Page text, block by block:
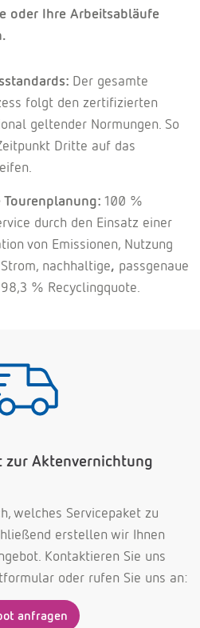
oder Ihre Arbeitsabläufe
Der gesamte
folgt den zertifizierten
geltender Normungen. So
Dritte auf das
Tourenplanung:100 %
durch den Einsatz einer
von Emissionen, Nutzung
nachhaltige, passgenaue
% Recyclingquote.
Aktenvernichtung
welches Servicepaket zu
erstellen wir Ihnen
Kontaktieren Sie uns
oder rufen Sie uns an:
anfragen